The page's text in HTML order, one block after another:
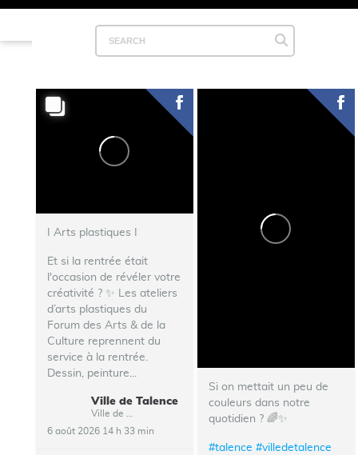
I Arts plastiques I
Et si la rentrée était
l'occasion de révéler votre
créativité ? ✨ Les ateliers
d’arts plastiques du
Forum des Arts & de la
Culture reprennent du
service à la rentrée.
Dessin, peinture...
Ville de Talence
6 août 2026 14 h 33 min
Si on mettait un peu de
couleurs dans notre
quotidien ? 🌈✨
#talence #villedetalence